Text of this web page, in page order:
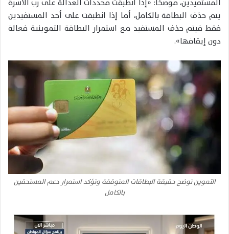
المستفيدين، موضحًا: «إذا انطبقت محددات العدالة على رب الأسرة
يتم حذف البطاقة بالكامل، أما إذا انطبقت على أحد المستفيدين
فقط فيتم حذف المستفيد مع استمرار البطاقة التموينية فعالة
دون إيقافها».
التموين توضح حقيقة البطاقات المتوقفة وتؤكد استمرار دعم المستحقين
بالكامل